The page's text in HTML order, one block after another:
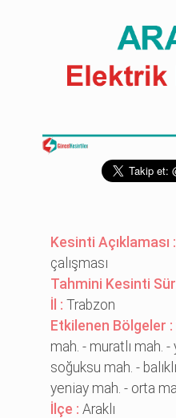
Kesinti Açıklaması :
çalışması
Tahmini Kesinti
İl :Trabzon
Etkilenen Bölgeler :
mah. - muratlı mah.
soğuksu mah. -
yeni̇ay mah. - orta
İlçe :Araklı